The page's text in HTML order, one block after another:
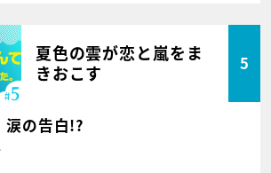
夏色の雲が恋と嵐をま
きおこす
5
涙の告白!?